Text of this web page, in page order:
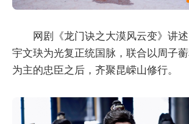
网剧《龙门诀之大漠风云变》讲
宇文玦为光复正统国脉，联合以周子
为主的忠臣之后，齐聚昆嵘山修行。